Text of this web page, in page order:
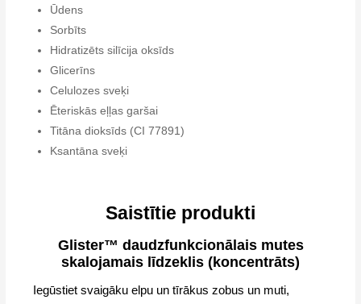
Ūdens
Sorbīts
Hidratizēts silīcija oksīds
Glicerīns
Celulozes sveķi
Ēteriskās eļļas garšai
Titāna dioksīds (CI 77891)
Ksantāna sveķi
Saistītie produkti
Glister™ daudzfunkcionālais mutes
skalojamais līdzeklis (koncentrāts)
Iegūstiet svaigāku elpu un tīrākus zobus un muti,